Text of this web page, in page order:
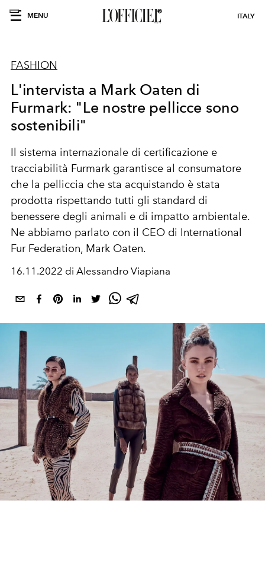
MENU ITALY
FASHION
L'intervista a Mark Oaten di
Furmark: "Le nostre pellicce sono
sostenibili"
Il sistema internazionale di certificazione e
tracciabilità Furmark garantisce al consumatore
che la pelliccia che sta acquistando è stata
prodotta rispettando tutti gli standard di
benessere degli animali e di impatto ambientale.
Ne abbiamo parlato con il CEO di International
Fur Federation, Mark Oaten.
16.11.2022 di Alessandro Viapiana